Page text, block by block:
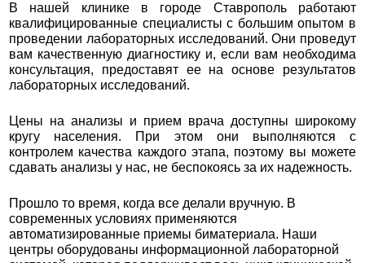
В нашей клинике в городе Ставрополь работают
квалифицированные специалисты с большим опытом в
проведении лабораторных исследований. Они проведут
вам качественную диагностику и, если вам необходима
консультация, предоставят ее на основе результатов
лабораторных исследований.
Цены на анализы и прием врача доступны широкому
кругу населения. При этом они выполняются с
контролем качества каждого этапа, поэтому вы можете
сдавать анализы у нас, не беспокоясь за их надежность.
Прошло то время, когда все делали вручную. В
современных условиях применяются
автоматизированные приемы биматериала. Наши
центры оборудованы информационной лабораторной